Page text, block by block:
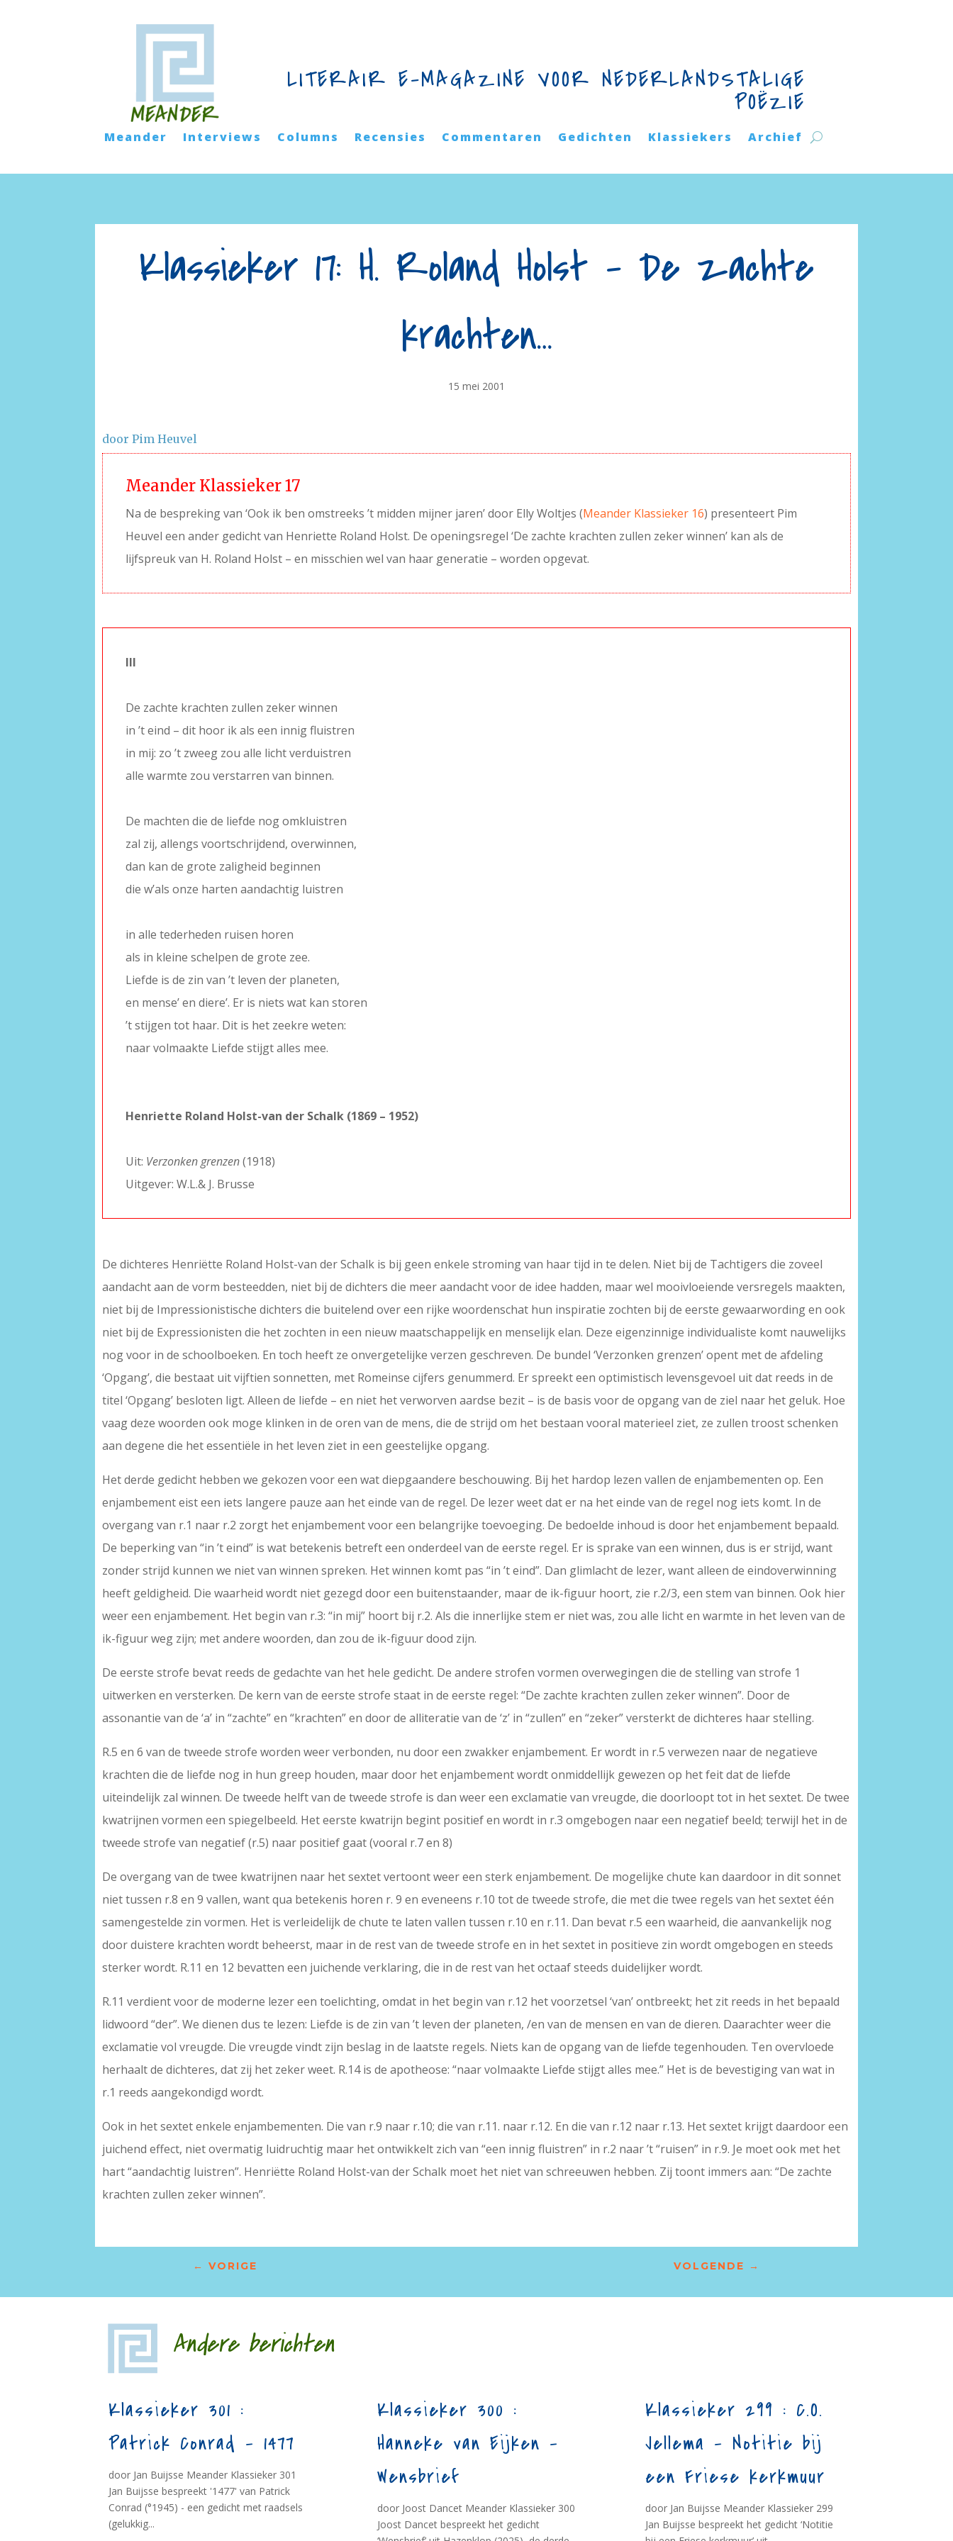
LITERAIR E-MAGAZINE VOOR NEDERLANDSTALIGE
POËZIE
Meander Interviews Columns Recensies Commentaren Gedichten Klassiekers Archief
Klassieker 17: H. Roland Holst – De zachte
krachten…
15 mei 2001
door Pim Heuvel
Meander Klassieker 17
Na de bespreking van ‘Ook ik ben omstreeks ’t midden mijner jaren’ door Elly Woltjes (Meander Klassieker 16) presenteert Pim
Heuvel een ander gedicht van Henriette Roland Holst. De openingsregel ‘De zachte krachten zullen zeker winnen’ kan als de
lijfspreuk van H. Roland Holst – en misschien wel van haar generatie – worden opgevat.
III
De zachte krachten zullen zeker winnen
in ’t eind – dit hoor ik als een innig fluistren
in mij: zo ’t zweeg zou alle licht verduistren
alle warmte zou verstarren van binnen.
De machten die de liefde nog omkluistren
zal zij, allengs voortschrijdend, overwinnen,
dan kan de grote zaligheid beginnen
die w’als onze harten aandachtig luistren
in alle tederheden ruisen horen
als in kleine schelpen de grote zee.
Liefde is de zin van ’t leven der planeten,
en mense’ en diere’. Er is niets wat kan storen
’t stijgen tot haar. Dit is het zeekre weten:
naar volmaakte Liefde stijgt alles mee.
Henriette Roland Holst-van der Schalk (1869 – 1952)
Uit: Verzonken grenzen(1918)
Uitgever: W.L.& J. Brusse
De dichteres Henriëtte Roland Holst-van der Schalk is bij geen enkele stroming van haar tijd in te delen. Niet bij de Tachtigers die zoveel
aandacht aan de vorm besteedden, niet bij de dichters die meer aandacht voor de idee hadden, maar wel mooivloeiende versregels maakten,
niet bij de Impressionistische dichters die buitelend over een rijke woordenschat hun inspiratie zochten bij de eerste gewaarwording en ook
niet bij de Expressionisten die het zochten in een nieuw maatschappelijk en menselijk elan. Deze eigenzinnige individualiste komt nauwelijks
nog voor in de schoolboeken. En toch heeft ze onvergetelijke verzen geschreven. De bundel ‘Verzonken grenzen’ opent met de afdeling
‘Opgang’, die bestaat uit vijftien sonnetten, met Romeinse cijfers genummerd. Er spreekt een optimistisch levensgevoel uit dat reeds in de
titel ‘Opgang’ besloten ligt. Alleen de liefde – en niet het verworven aardse bezit – is de basis voor de opgang van de ziel naar het geluk. Hoe
vaag deze woorden ook moge klinken in de oren van de mens, die de strijd om het bestaan vooral materieel ziet, ze zullen troost schenken
aan degene die het essentiële in het leven ziet in een geestelijke opgang.
Het derde gedicht hebben we gekozen voor een wat diepgaandere beschouwing. Bij het hardop lezen vallen de enjambementen op. Een
enjambement eist een iets langere pauze aan het einde van de regel. De lezer weet dat er na het einde van de regel nog iets komt. In de
overgang van r.1 naar r.2 zorgt het enjambement voor een belangrijke toevoeging. De bedoelde inhoud is door het enjambement bepaald.
De beperking van “in ’t eind” is wat betekenis betreft een onderdeel van de eerste regel. Er is sprake van een winnen, dus is er strijd, want
zonder strijd kunnen we niet van winnen spreken. Het winnen komt pas “in ’t eind”. Dan glimlacht de lezer, want alleen de eindoverwinning
heeft geldigheid. Die waarheid wordt niet gezegd door een buitenstaander, maar de ik-figuur hoort, zie r.2/3, een stem van binnen. Ook hier
weer een enjambement. Het begin van r.3: “in mij” hoort bij r.2. Als die innerlijke stem er niet was, zou alle licht en warmte in het leven van de
ik-figuur weg zijn; met andere woorden, dan zou de ik-figuur dood zijn.
De eerste strofe bevat reeds de gedachte van het hele gedicht. De andere strofen vormen overwegingen die de stelling van strofe 1
uitwerken en versterken. De kern van de eerste strofe staat in de eerste regel: “De zachte krachten zullen zeker winnen”. Door de
assonantie van de ‘a’ in “zachte” en “krachten” en door de alliteratie van de ‘z’ in “zullen” en “zeker” versterkt de dichteres haar stelling.
R.5 en 6 van de tweede strofe worden weer verbonden, nu door een zwakker enjambement. Er wordt in r.5 verwezen naar de negatieve
krachten die de liefde nog in hun greep houden, maar door het enjambement wordt onmiddellijk gewezen op het feit dat de liefde
uiteindelijk zal winnen. De tweede helft van de tweede strofe is dan weer een exclamatie van vreugde, die doorloopt tot in het sextet. De twee
kwatrijnen vormen een spiegelbeeld. Het eerste kwatrijn begint positief en wordt in r.3 omgebogen naar een negatief beeld; terwijl het in de
tweede strofe van negatief (r.5) naar positief gaat (vooral r.7 en 8)
De overgang van de twee kwatrijnen naar het sextet vertoont weer een sterk enjambement. De mogelijke chute kan daardoor in dit sonnet
niet tussen r.8 en 9 vallen, want qua betekenis horen r. 9 en eveneens r.10 tot de tweede strofe, die met die twee regels van het sextet één
samengestelde zin vormen. Het is verleidelijk de chute te laten vallen tussen r.10 en r.11. Dan bevat r.5 een waarheid, die aanvankelijk nog
door duistere krachten wordt beheerst, maar in de rest van de tweede strofe en in het sextet in positieve zin wordt omgebogen en steeds
sterker wordt. R.11 en 12 bevatten een juichende verklaring, die in de rest van het octaaf steeds duidelijker wordt.
R.11 verdient voor de moderne lezer een toelichting, omdat in het begin van r.12 het voorzetsel ‘van’ ontbreekt; het zit reeds in het bepaald
lidwoord “der”. We dienen dus te lezen: Liefde is de zin van ’t leven der planeten, /en van de mensen en van de dieren. Daarachter weer die
exclamatie vol vreugde. Die vreugde vindt zijn beslag in de laatste regels. Niets kan de opgang van de liefde tegenhouden. Ten overvloede
herhaalt de dichteres, dat zij het zeker weet. R.14 is de apotheose: “naar volmaakte Liefde stijgt alles mee.” Het is de bevestiging van wat in
r.1 reeds aangekondigd wordt.
Ook in het sextet enkele enjambementen. Die van r.9 naar r.10; die van r.11. naar r.12. En die van r.12 naar r.13. Het sextet krijgt daardoor een
juichend effect, niet overmatig luidruchtig maar het ontwikkelt zich van “een innig fluistren” in r.2 naar ’t “ruisen” in r.9. Je moet ook met het
hart “aandachtig luistren”. Henriëtte Roland Holst-van der Schalk moet het niet van schreeuwen hebben. Zij toont immers aan: “De zachte
krachten zullen zeker winnen”.
← VORIGE VOLGENDE →
Andere berichten
Klassieker 301 :
Patrick Conrad – 1477
door Jan Buijsse Meander Klassieker 301
Jan Buijsse bespreekt '1477' van Patrick
Conrad (°1945) - een gedicht met raadsels
(gelukkig...
Klassieker 300 :
Hanneke van Eijken –
Wensbrief
door Joost Dancet Meander Klassieker 300
Joost Dancet bespreekt het gedicht
Klassieker 299 : C.O.
Jellema – Notitie bij
een Friese kerkmuur
door Jan Buijsse Meander Klassieker 299
Jan Buijsse bespreekt het gedicht ‘Notitie